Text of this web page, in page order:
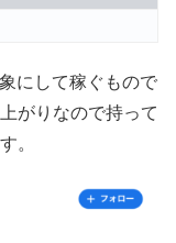
にして稼ぐもので
がりなので持って
。